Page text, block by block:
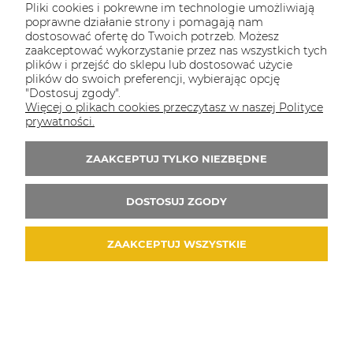
Pliki cookies i pokrewne im technologie umożliwiają
poprawne działanie strony i pomagają nam
dostosować ofertę do Twoich potrzeb. Możesz
zaakceptować wykorzystanie przez nas wszystkich tych
plików i przejść do sklepu lub dostosować użycie
plików do swoich preferencji, wybierając opcję
"Dostosuj zgody".
Więcej o plikach cookies przeczytasz w naszej Polityce
prywatności.
ZAAKCEPTUJ TYLKO NIEZBĘDNE
DOSTOSUJ ZGODY
ZAAKCEPTUJ WSZYSTKIE